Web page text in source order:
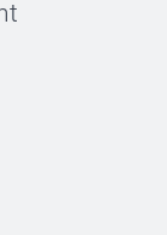
geen
bovenop
tegen het
op.
met wassen